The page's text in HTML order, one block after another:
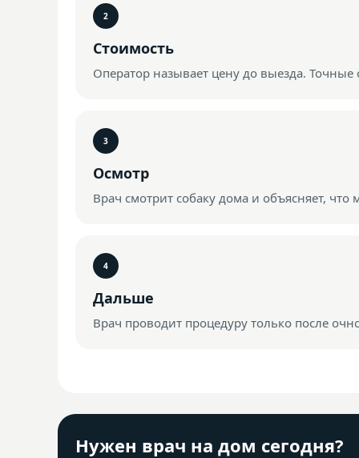
Стоимость
Оператор называет цену до выезда.
Осмотр
Врач смотрит собаку дома и объясняет, что
Дальше
Врач проводит процедуру только после
Нужен врач на дом сегодня?